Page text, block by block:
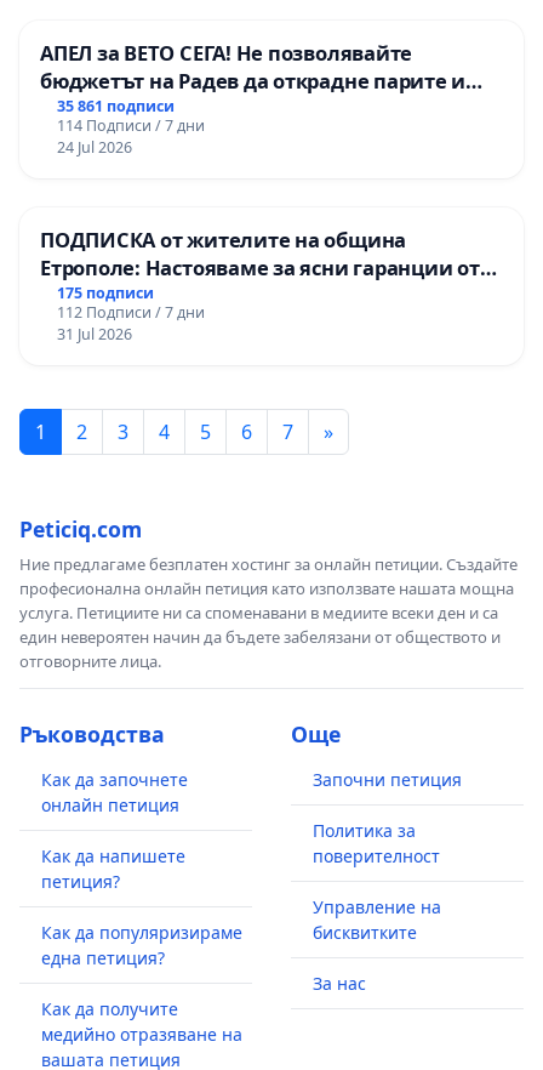
АПЕЛ за ВЕТО СЕГА! Не позволявайте
бюджетът на Радев да открадне парите и
правата ни в тъмното
35 861 подписи
114 Подписи / 7 дни
24 Jul 2026
ПОДПИСКА от жителите на община
Етрополе: Настояваме за ясни гаранции от
“Елаците-МЕД” АД и от държавата, че ще се
изпълнят всички екологични норми!
175 подписи
112 Подписи / 7 дни
31 Jul 2026
1 2 3 4 5 6 7 »
Peticiq.com
Ние предлагаме безплатен хостинг за онлайн петиции. Създайте
професионална онлайн петиция като използвате нашата мощна
услуга. Петициите ни са споменавани в медиите всеки ден и са
един невероятен начин да бъдете забелязани от обществото и
отговорните лица.
Ръководства
Как да започнете
онлайн петиция
Как да напишете
петиция?
Как да популяризираме
една петиция?
Как да получите
медийно отразяване на
вашата петиция
Още
Започни петиция
Политика за
поверителност
Управление на
бисквитките
За нас